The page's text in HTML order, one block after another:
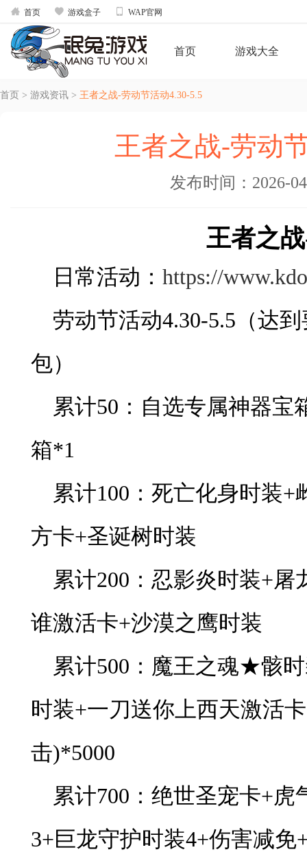
 首页  游戏盒子  WAP官网
首页 游戏大全
首页 > 游戏资讯 > 王者之战-劳动节活动4.30-5.5
王者之战-劳动
发布时间：2026-
王者之
日常活动： https://
劳动节活动4.30-5.5（达
包）
累计50：自选专属神器宝
箱*1
累计100：死亡化身时装
方卡+圣诞树时装
累计200：忍影炎时装+
谁激活卡+沙漠之鹰时装
累计500：魔王之魂★骸
时装+一刀送你上西天激活
击)*5000
累计700：绝世圣宠卡+
3+巨龙守护时装4+伤害减免